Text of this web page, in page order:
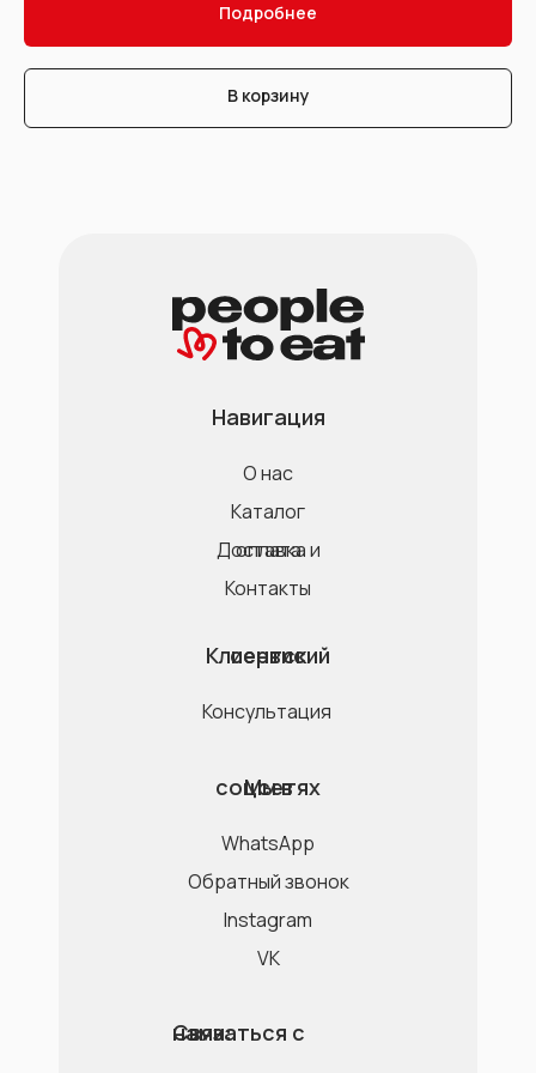
Подробнее
В корзину
Навигация
О нас
Контакты
Каталог
Доставка и оплата
Консультация
Клиентский сервис
Instagram
VK
WhatsApp
Обратный звонок
Мы в соцсетях
Связаться с нами: